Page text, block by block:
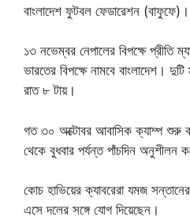
বাংলাদেশ ফুটবল ফেডারেশন (বাফুফে)।
১৩ নভেম্বর নেপালের বিপক্ষে প্রীতি
ভারতের বিপক্ষে নামবে বাংলাদেশ।
রাত ৮ টায়।
গত ৩০ অক্টোবর আবাসিক ক্যাম্প শুরু
থেকে বুধবার পর্যন্ত পাঁচদিন অনুশীলন
কোচ হাভিয়ের ক্যাবরেরা যমজ সন্তানের
এসে দলের সঙ্গে যোগ দিয়েছেন।